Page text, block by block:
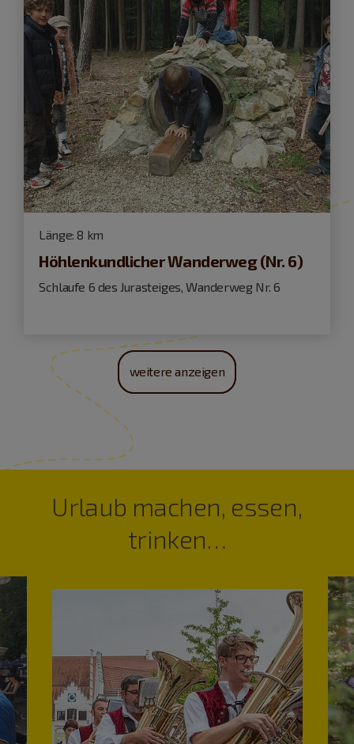
Länge: 8 km
Höhlenkundlicher Wanderweg (Nr. 6)
Schlaufe 6 des Jurasteiges, Wanderweg Nr. 6
weitere anzeigen
Urlaub machen, essen,
trinken…